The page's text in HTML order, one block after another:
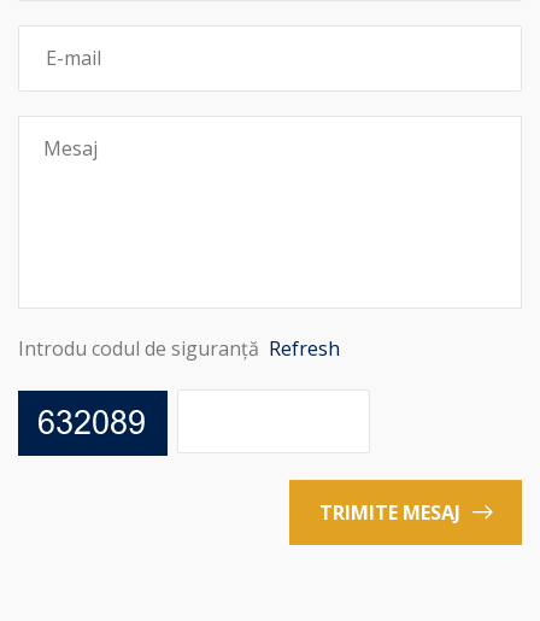
Introdu codul de siguranță Refresh
TRIMITE MESAJ